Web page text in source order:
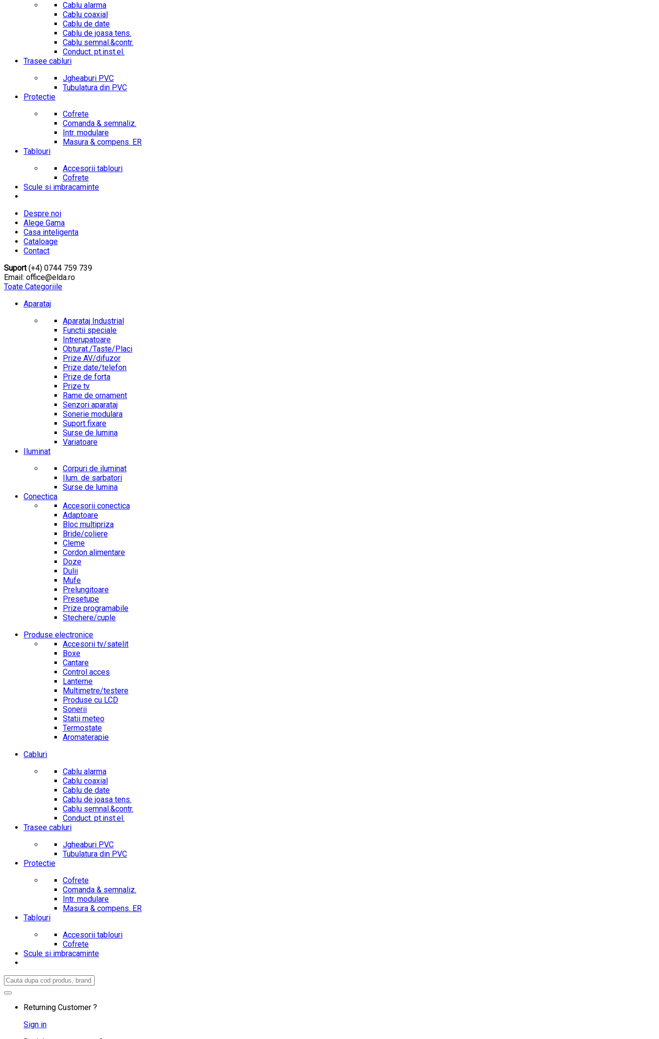
Cablu alarma
Cablu coaxial
Cablu de date
Cablu de joasa tens.
Cablu semnal.&contr.
Conduct. pt.inst.el.
Trasee cabluri
Jgheaburi PVC
Tubulatura din PVC
Protectie
Cofrete
Comanda & semnaliz.
Intr. modulare
Masura & compens. ER
Tablouri
Accesorii tablouri
Cofrete
Scule si imbracaminte
Despre noi
Alege Gama
Casa inteligenta
Cataloage
Contact
Suport(+4) 0744 759 739
Email: office@elda.ro
Toate Categoriile
Aparataj
Aparataj Industrial
Functii speciale
Intrerupatoare
Obturat./Taste/Placi
Prize AV/difuzor
Prize date/telefon
Prize de forta
Prize tv
Rame de ornament
Senzori aparataj
Sonerie modulara
Suport fixare
Surse de lumina
Variatoare
Iluminat
Corpuri de iluminat
Ilum. de sarbatori
Surse de lumina
Conectica
Accesorii conectica
Adaptoare
Bloc multipriza
Bride/coliere
Cleme
Cordon alimentare
Doze
Dulii
Mufe
Prelungitoare
Presetupe
Prize programabile
Stechere/cuple
Produse electronice
Accesorii tv/satelit
Boxe
Cantare
Control acces
Lanterne
Multimetre/testere
Produse cu LCD
Sonerii
Statii meteo
Termostate
Aromaterapie
Cabluri
Cablu alarma
Cablu coaxial
Cablu de date
Cablu de joasa tens.
Cablu semnal.&contr.
Conduct. pt.inst.el.
Trasee cabluri
Jgheaburi PVC
Tubulatura din PVC
Protectie
Cofrete
Comanda & semnaliz.
Intr. modulare
Masura & compens. ER
Tablouri
Accesorii tablouri
Cofrete
Scule si imbracaminte
Search
for:
Returning Customer ?
Sign in